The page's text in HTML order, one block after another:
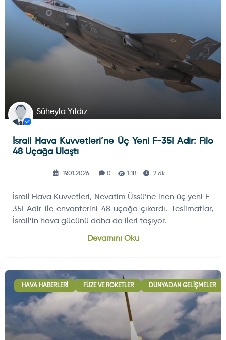
Süheyla Yıldız
İsrail Hava Kuvvetleri’ne Üç Yeni F-35I Adir: Filo
48 Uçağa Ulaştı
19.01.2026 0 1.1B 2 dk
İsrail Hava Kuvvetleri, Nevatim Üssü’ne inen üç yeni F-
35I Adir ile envanterini 48 uçağa çıkardı. Teslimatlar,
İsrail’in hava gücünü daha da ileri taşıyor.
Devamını Oku
HAVA HABERLERI FÜZE VE ROKETLER DÜNYADAN GELIŞMELER